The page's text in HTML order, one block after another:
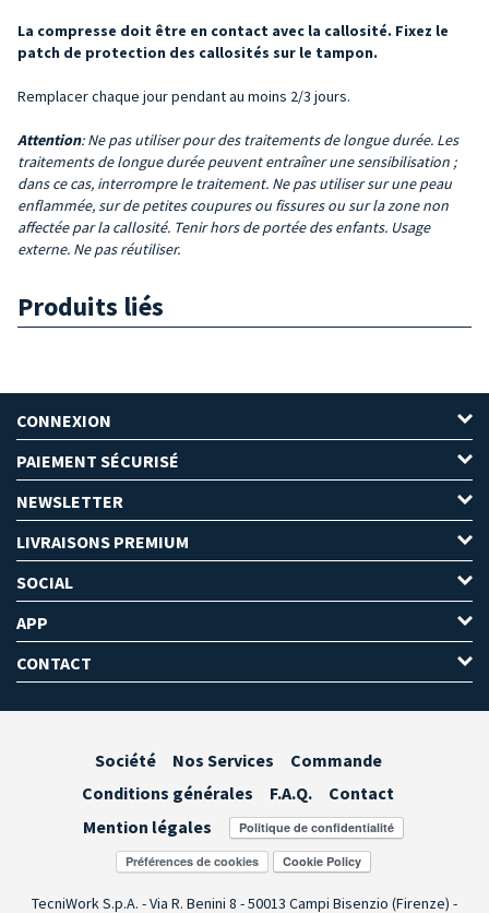
La compresse doit être en contact avec la callosité. Fixez le
patch de protection des callosités sur le tampon.
Remplacer chaque jour pendant au moins 2/3 jours.
Attention: Ne pas utiliser pour des traitements de longue durée. Les
traitements de longue durée peuvent entraîner une sensibilisation ;
dans ce cas, interrompre le traitement. Ne pas utiliser sur une peau
enflammée, sur de petites coupures ou fissures ou sur la zone non
affectée par la callosité. Tenir hors de portée des enfants. Usage
externe. Ne pas réutiliser.
Produits liés
CONNEXION
PAIEMENT SÉCURISÉ
NEWSLETTER
LIVRAISONS PREMIUM
SOCIAL
APP
CONTACT
Société Nos Services
Commande
Conditions générales
F.A.Q.
Contact
Mention légales
Préférences de cookies
TecniWork S.p.A. - Via R. Benini 8 - 50013 Campi Bisenzio (Firenze) -